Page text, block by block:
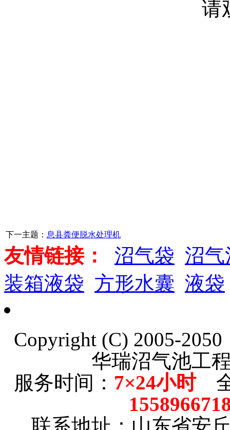
请
下一主题： 息县粪便脱水处理机
友情链接： 沼气袋 沼气
装箱液袋 方形水囊 液袋
Copyright (C) 2005-
华瑞沼气池工
服务时间： 7×24小时全
联系地址：山东省安